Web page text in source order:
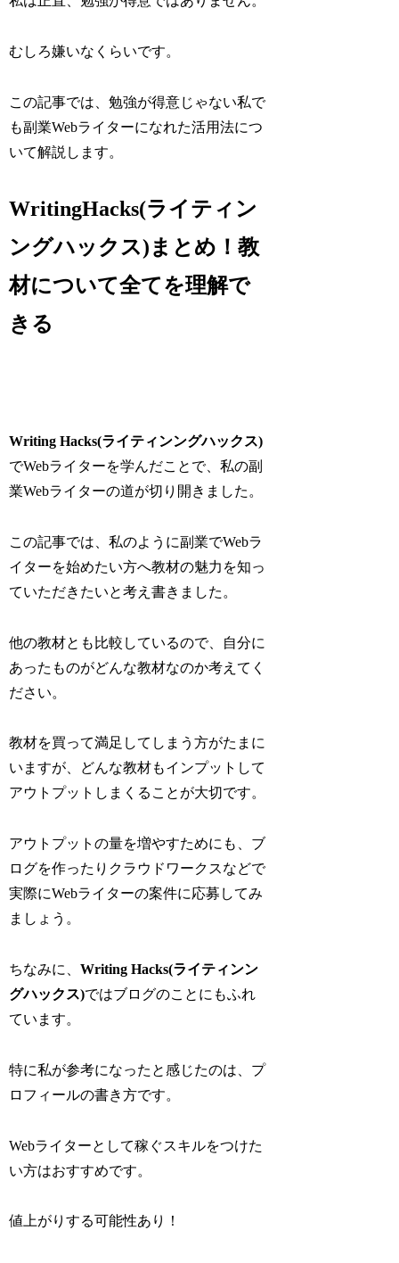
むしろ嫌いなくらいです。
この記事では、勉強が得意じゃない私で
も副業Webライターになれた活用法につ
いて解説します。
WritingHacks(ライティン
ングハックス)まとめ！教
材について全てを理解で
きる
Writing Hacks(ライティンングハックス)
でWebライターを学んだことで、私の副
業Webライターの道が切り開きました。
この記事では、私のように副業でWebラ
イターを始めたい方へ教材の魅力を知っ
ていただきたいと考え書きました。
他の教材とも比較しているので、自分に
あったものがどんな教材なのか考えてく
ださい。
教材を買って満足してしまう方がたまに
いますが、
どんな教材もインプットして
アウトプットしまくることが大切です。
アウトプットの量を増やすためにも、ブ
ログを作ったりクラウドワークスなどで
実際にWebライターの案件に応募してみ
ましょう。
ちなみに、Writing Hacks(ライティンン
グハックス)ではブログのことにもふれ
ています。
特に私が参考になったと感じたのは、プ
ロフィールの書き方です。
Webライターとして稼ぐスキルをつけた
い方はおすすめです。
値上がりする可能性あり！